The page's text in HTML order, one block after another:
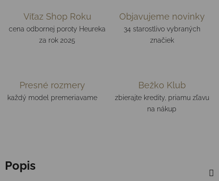
Víťaz Shop Roku
cena odbornej poroty Heureka
za rok 2025
Objavujeme novinky
34 starostlivo vybraných
značiek
Presné rozmery
každý model premeriavame
Bežko Klub
zbierajte kredity, priamu zľavu
na nákup
Popis